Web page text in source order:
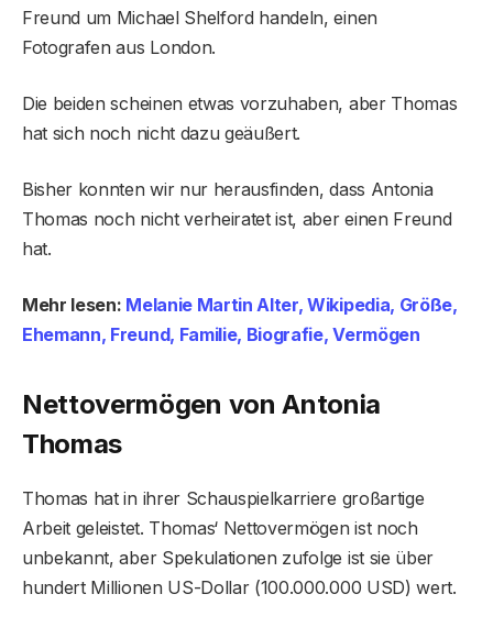
Freund um Michael Shelford handeln, einen
Fotografen aus London.
Die beiden scheinen etwas vorzuhaben, aber Thomas
hat sich noch nicht dazu geäußert.
Bisher konnten wir nur herausfinden, dass Antonia
Thomas noch nicht verheiratet ist, aber einen Freund
hat.
Mehr lesen: Melanie Martin Alter, Wikipedia, Größe,
Ehemann, Freund, Familie, Biografie, Vermögen
Nettovermögen von Antonia
Thomas
Thomas hat in ihrer Schauspielkarriere großartige
Arbeit geleistet. Thomas‘ Nettovermögen ist noch
unbekannt, aber Spekulationen zufolge ist sie über
hundert Millionen US-Dollar (100.000.000 USD) wert.